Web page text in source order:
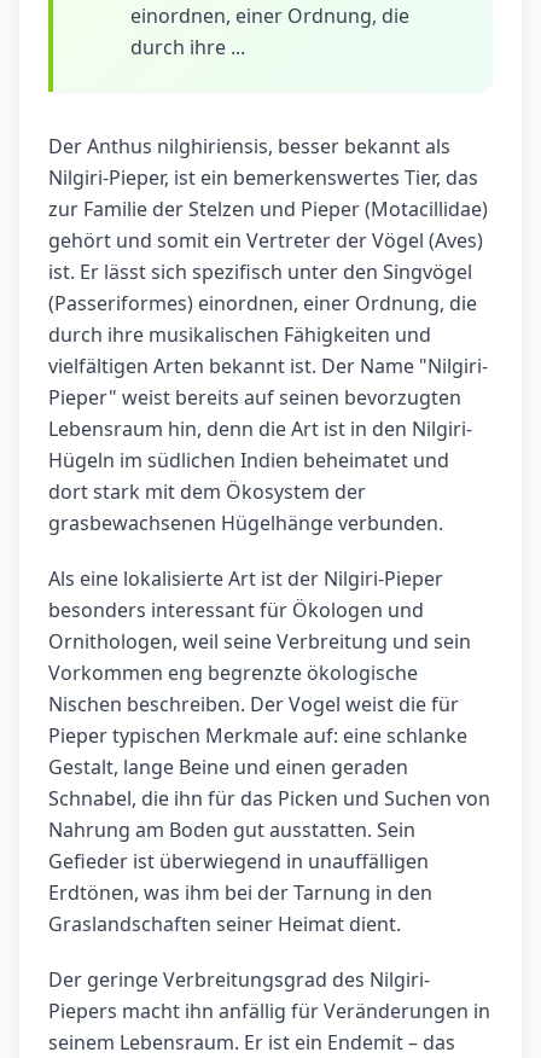
einordnen, einer Ordnung, die
durch ihre ...
Der Anthus nilghiriensis, besser bekannt als
Nilgiri-Pieper, ist ein bemerkenswertes Tier, das
zur Familie der Stelzen und Pieper (Motacillidae)
gehört und somit ein Vertreter der Vögel (Aves)
ist. Er lässt sich spezifisch unter den Singvögel
(Passeriformes) einordnen, einer Ordnung, die
durch ihre musikalischen Fähigkeiten und
vielfältigen Arten bekannt ist. Der Name "Nilgiri-
Pieper" weist bereits auf seinen bevorzugten
Lebensraum hin, denn die Art ist in den Nilgiri-
Hügeln im südlichen Indien beheimatet und
dort stark mit dem Ökosystem der
grasbewachsenen Hügelhänge verbunden.
Als eine lokalisierte Art ist der Nilgiri-Pieper
besonders interessant für Ökologen und
Ornithologen, weil seine Verbreitung und sein
Vorkommen eng begrenzte ökologische
Nischen beschreiben. Der Vogel weist die für
Pieper typischen Merkmale auf: eine schlanke
Gestalt, lange Beine und einen geraden
Schnabel, die ihn für das Picken und Suchen von
Nahrung am Boden gut ausstatten. Sein
Gefieder ist überwiegend in unauffälligen
Erdtönen, was ihm bei der Tarnung in den
Graslandschaften seiner Heimat dient.
Der geringe Verbreitungsgrad des Nilgiri-
Piepers macht ihn anfällig für Veränderungen in
seinem Lebensraum. Er ist ein Endemit – das